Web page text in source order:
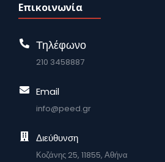
Επικοινωνία
Τηλέφωνο
210 3458887
Email
info@peed.gr
Διεύθυνση
Κοζάνης 25, 11855, Αθήνα